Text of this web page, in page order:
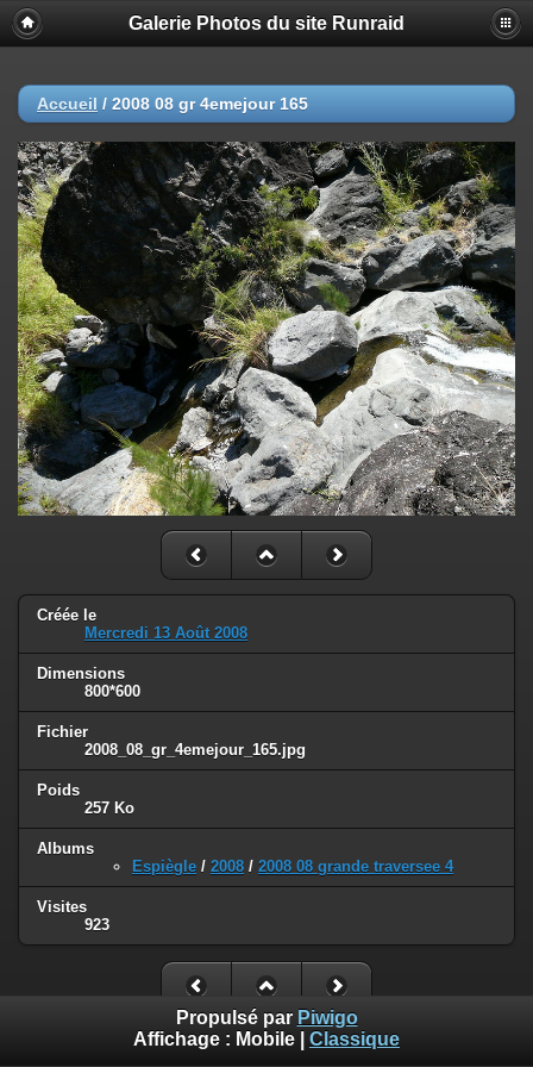
Galerie Photos du site Runraid
Accueil / 2008 08 gr 4emejour 165
Créée le
Mercredi 13 Août 2008
Dimensions
800*600
Fichier
2008_08_gr_4emejour_165.jpg
Poids
257 Ko
Albums
Espiègle / 2008 / 2008 08 grande traversee 4
Visites
923
Propulsé par Piwigo
Affichage : Mobile Classique